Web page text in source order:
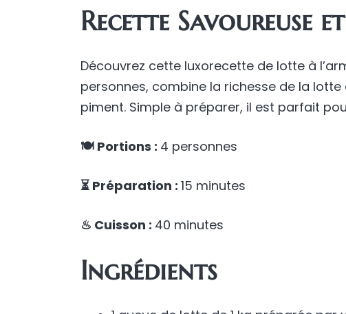
Recette Savoureuse
Découvrez cette luxorecette de lotte à
personnes, combine la richesse de la
piment. Simple à préparer, il est parfait
🍽 Portions : 4 personnes
⏳ Préparation : 15 minutes
♨ Cuisson : 40 minutes
Ingrédients